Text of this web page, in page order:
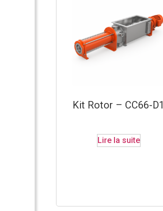
Kit Rotor – CC66-D1
Lire la suite